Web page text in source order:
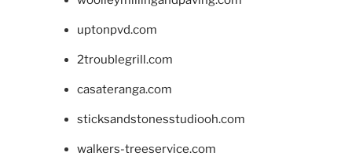
uptonpvd.com
2troublegrill.com
casateranga.com
sticksandstonesstudiooh.com
walkers-treeservice.com